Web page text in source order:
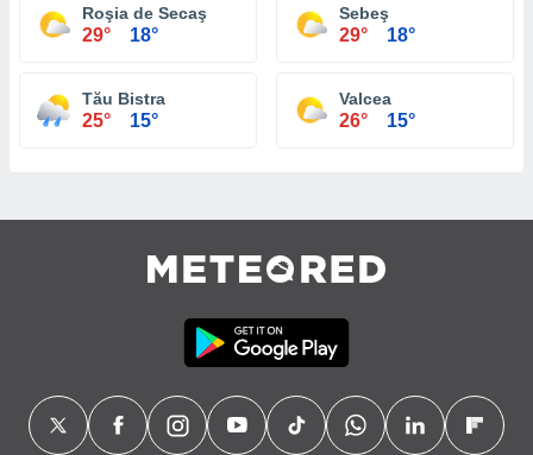
Roşia de Secaş
29° 18°
Sebeş
29° 18°
Tău Bistra
25° 15°
Valcea
26° 15°